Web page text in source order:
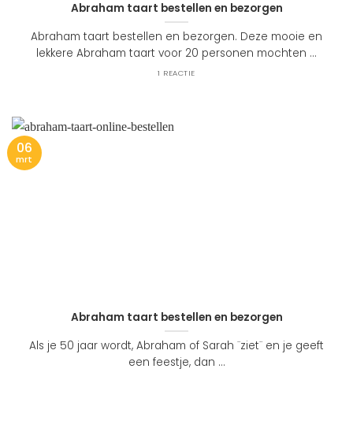
Abraham taart bestellen en bezorgen
Abraham taart bestellen en bezorgen. Deze mooie en
lekkere Abraham taart voor 20 personen mochten ...
1 REACTIE
Abraham taart bestellen en bezorgen
Als je 50 jaar wordt, Abraham of Sarah ¨ziet¨ en je geeft
een feestje, dan ...
06
mrt